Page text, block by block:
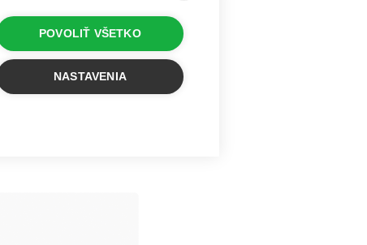
jemnému šumu.
POVOLIŤ VŠETKO
NASTAVENIA